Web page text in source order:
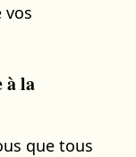
vos
à la
que tous